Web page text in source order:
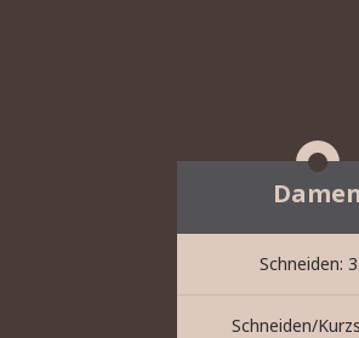
Damen
Schneiden:
Schneiden/